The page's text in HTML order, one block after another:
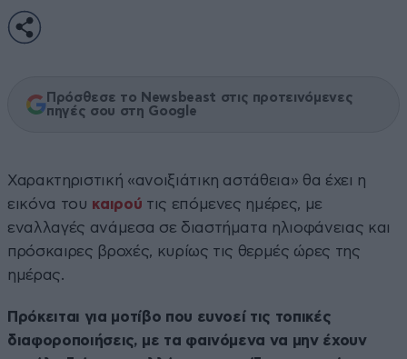
Πρόσθεσε το Newsbeast στις προτεινόμενες
πηγές σου στη Google
Χαρακτηριστική «ανοιξιάτικη αστάθεια» θα έχει η
εικόνα του καιρού τις επόμενες ημέρες, με
εναλλαγές ανάμεσα σε διαστήματα ηλιοφάνειας και
πρόσκαιρες βροχές, κυρίως τις θερμές ώρες της
ημέρας.
Πρόκειται για μοτίβο που ευνοεί τις τοπικές
διαφοροποιήσεις, με τα φαινόμενα να μην έχουν